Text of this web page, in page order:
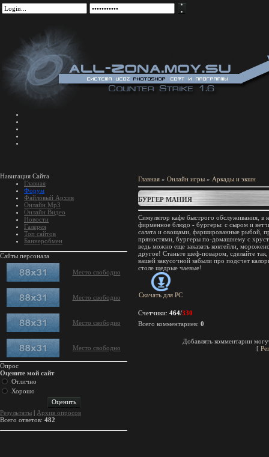
Навигация Сайта
Главная
Форум
Файловый Архив
Онлайн Mp3
Онлайн Видео
Новости
Галерея
Топ сайтов
Баннеробмен
Сайты персонала
Место свободно
Место свободно
Место свободно
Место свободно
Опрос
Оцените мой сайт
Отлично
Хорошо
Результаты | Архив опросов
Всего ответов: 482
Главная » Онлайн игры » Аркады и экшн
БУРГЕР МАНИЯ
Симулятор кафе быстрого обслуживания, в
фирменное блюдо - бургеры: с сыром и
салата и овощами, фаршированные рыбой,
пряностями, бургеры по-домашнему с
ведь можно еще заказать коктейли,
другое! Станьте шеф-поваром, сделайте
вашей закусочной забыли про подсчет
столе щедрые чаевые!
Скачать для PC
Счетчики: 464/330
Всего комментариев: 0
Добавлять комментарии
[